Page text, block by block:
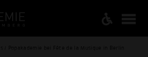
/ Popakademie bei Fête de la Musique in Berlin